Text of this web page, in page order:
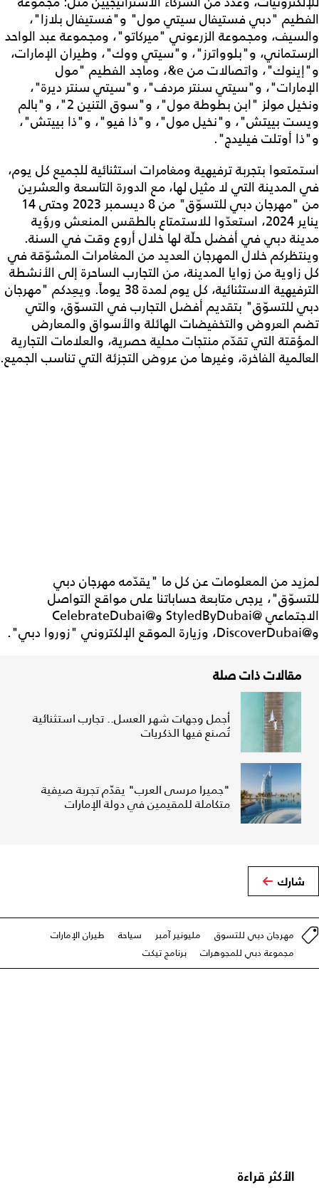
الفطيم "دبي فستيفال سيتي مول" و"فستيفال بلازا"،
والسيف، ومجموعة الزرعوني "ميركاتو"، ومجموعة عبد الواحد
الرستماني، و"بلوواترز"، و"سيتي ووك"، وطيران الإمارات،
و"إينوك"، واتصالات من e&، وماجد الفطيم "مول
الإمارات"، و"سيتي سنتر مردف"، و"سيتي سنتر ديرة"،
ونخيل مولز "ابن بطوطة مول"، و"سوق التنين 2"، و"بالم
ويست بييتش"، و"نخيل مول"، و"ذا فيو"، و"ذا بييتش"،
و"ذا أوتلت فيليدج".
استمتعوا بتجربة ترفيهية ومغامرات استثنائية للجميع كل يوم،
في المدينة التي لا مثيل لها، مع الدورة التاسعة والعشرين
من "مهرجان دبي للتسوّق" من 8 ديسمبر 2023 وحتى 14
يناير 2024، استعدّوا للاستمتاع بالطقس المنعش ورؤية
مدينة دبي في أفضل حلّة لها خلال أروع وقت في السنة.
وينتظركم خلال المهرجان العديد من المغامرات المشوّقة في
كل زاوية من زوايا المدينة، من التجارب الساحرة إلى الأنشطة
الترفيهية الاستثنائية، كل يوم لمدة 38 يوماً. ويعِدكم "مهرجان
دبي للتسوّق" بتقديم أفضل التجارب في التسوّق، والتي
تضم العروض والتخفيضات الهائلة والأسواق والمعارض
المؤقتة التي تقدّم منتجات محلية حصرية، والعلامات التجارية
العالمية الفاخرة، وغيرها من عروض التجزئة التي تناسب الجميع.
لمزيد من المعلومات عن كل ما "يقدّمه مهرجان دبي
للتسوّق"، يرجى متابعة حساباتنا على مواقع التواصل
الاجتماعي @StyledByDubai و@CelebrateDubai
و@DiscoverDubai، وزيارة الموقع الإلكتروني "زوروا دبي".
مقالات ذات صلة
أجمل وجهات شهر العسل.. تجارب استثنائية
تُصنع فيها الذكريات
"جميرا مرسى العرب" يقدّم تجربة صيفية
متكاملة للمقيمين في دولة الإمارات
شارك
مهرجان دبي للتسوق مليونير آمبر سياحة
طيران الإمارات
مجموعة دبي للمجوهرات
برنامج تيكت
الأكثر قراءة